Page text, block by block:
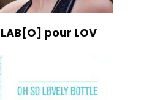
pour LOV